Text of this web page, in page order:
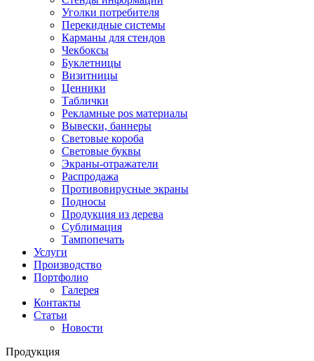
Уголки потребителя
Перекидные системы
Карманы для стендов
Чекбоксы
Буклетницы
Визитницы
Ценники
Таблички
Рекламные pos материалы
Вывески, баннеры
Световые короба
Световые буквы
Экраны-отражатели
Распродажа
Противовирусные экраны
Подносы
Продукция из дерева
Сублимация
Тампопечать
Услуги
Производство
Портфолио
Галерея
Контакты
Статьи
Новости
Продукция